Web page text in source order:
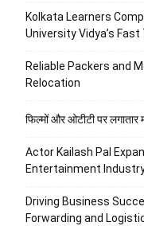
Kolkata Learners
University Vidya’s
Reliable Packers and
Relocation
फिल्मों और ओटीटी पर लगातार
Actor Kailash Pal
Entertainment
Driving Business
Forwarding and